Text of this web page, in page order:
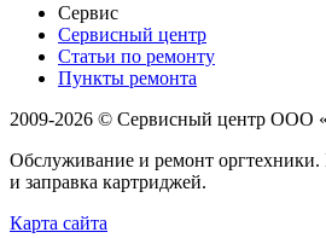
Сервис
Сервисный центр
Статьи по ремонту
Пункты ремонта
2009-2026 © Сервисный центр
Обслуживание и ремонт оргтехники.
и заправка картриджей.
Карта сайта